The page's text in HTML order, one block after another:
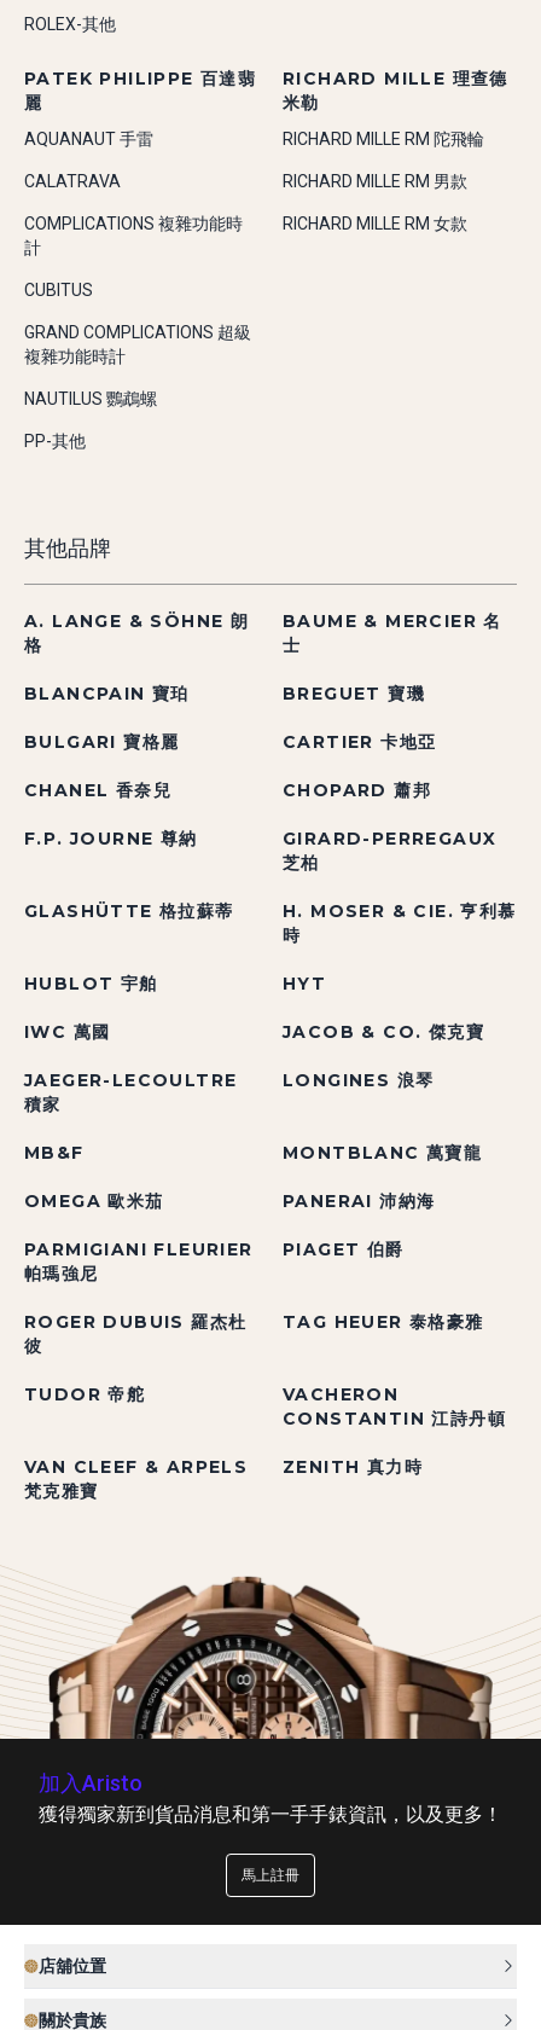
ROLEX-其他
PATEK PHILIPPE 百達翡
麗
AQUANAUT 手雷
CALATRAVA
COMPLICATIONS 複雜功能時
計
CUBITUS
GRAND COMPLICATIONS 超級
複雜功能時計
NAUTILUS 鸚鵡螺
PP-其他
RICHARD MILLE 理查德
米勒
RICHARD MILLE RM 陀飛輪
RICHARD MILLE RM 男款
RICHARD MILLE RM 女款
其他品牌
A. LANGE & SÖHNE 朗
格
BAUME & MERCIER 名
士
BLANCPAIN 寶珀 BREGUET 寶璣
BULGARI 寶格麗 CARTIER 卡地亞
CHANEL 香奈兒 CHOPARD 蕭邦
F.P. JOURNE 尊納
GIRARD-PERREGAUX
芝柏
GLASHÜTTE 格拉蘇蒂
H. MOSER & CIE. 亨利慕
時
HUBLOT 宇舶 HYT
IWC 萬國 JACOB & CO. 傑克寶
JAEGER-LECOULTRE
積家
LONGINES 浪琴
MB&F MONTBLANC 萬寶龍
OMEGA 歐米茄 PANERAI 沛納海
PARMIGIANI FLEURIER
帕瑪強尼
PIAGET 伯爵
ROGER DUBUIS 羅杰杜
彼
TAG HEUER 泰格豪雅
TUDOR 帝舵
VACHERON
CONSTANTIN 江詩丹頓
VAN CLEEF & ARPELS
梵克雅寶
ZENITH 真力時
加入Aristo
獲得獨家新到貨品消息和第一手手錶資訊，以及更多！
馬上註冊
店舖位置
關於貴族